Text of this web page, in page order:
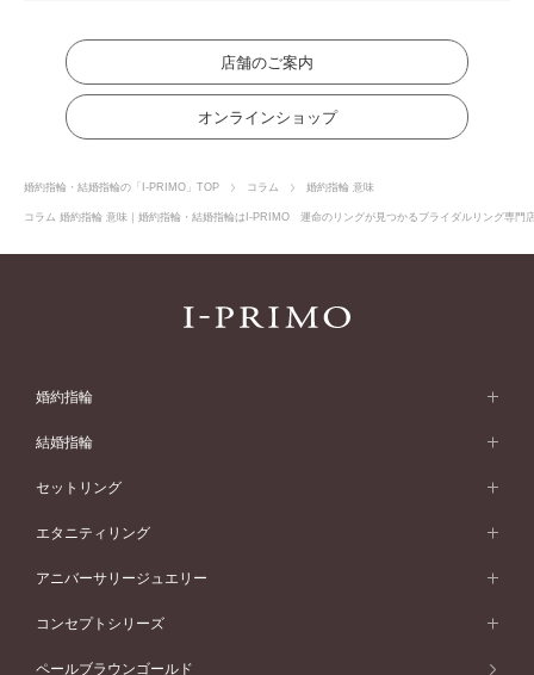
店舗のご案内
オンラインショップ
婚約指輪・結婚指輪の「I-PRIMO」TOP コラム 婚約指輪 意味
コラム 婚約指輪 意味｜婚約指輪・結婚指輪はI-PRIMO 運命のリングが見つかるブライダルリング専門
婚約指輪
婚約指輪 (エンゲージリング)
婚約指輪一覧
ピンクゴールド
ペールブラウンゴールド
ウェーブライン
V字ライン
結婚指輪
結婚指輪 (マリッジリング)
結婚指輪一覧
セットリング
セットリング
セットリング一覧
エタニティリング
エタニティリング
エタニティリング一覧
アニバーサリージュエリー
アニバーサリージュエリー
アニバーサリージュエリー一覧
コンセプトシリーズ
コンセプトシリーズ
ペールブラウンゴールド